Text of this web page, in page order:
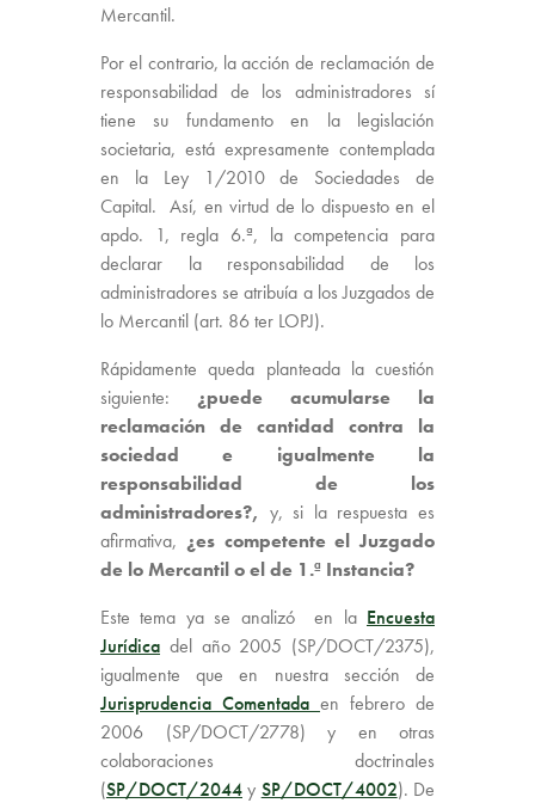
Mercantil.
Por el contrario, la acción de reclamación de
responsabilidad de los administradores sí
tiene su fundamento en la legislación
societaria, está expresamente contemplada
en la Ley 1/2010 de Sociedades de
Capital. Así, en virtud de lo dispuesto en el
apdo. 1, regla 6.ª, la competencia para
declarar la responsabilidad de los
administradores se atribuía a los Juzgados de
lo Mercantil (art. 86 ter LOPJ).
Rápidamente queda planteada la cuestión
siguiente: ¿puede acumularse la
reclamación de cantidad contra la
sociedad e igualmente la
responsabilidad de los
administradores?, y, si la respuesta es
afirmativa, ¿es competente el Juzgado
de lo Mercantil o el de 1.ª Instancia?
Este tema ya se analizó en la Encuesta
Jurídica del año 2005 (SP/DOCT/2375),
igualmente que en nuestra sección de
Jurisprudencia Comentada en febrero de
2006 (SP/DOCT/2778) y en otras
colaboraciones doctrinales
(SP/DOCT/2044y SP/DOCT/4002). De